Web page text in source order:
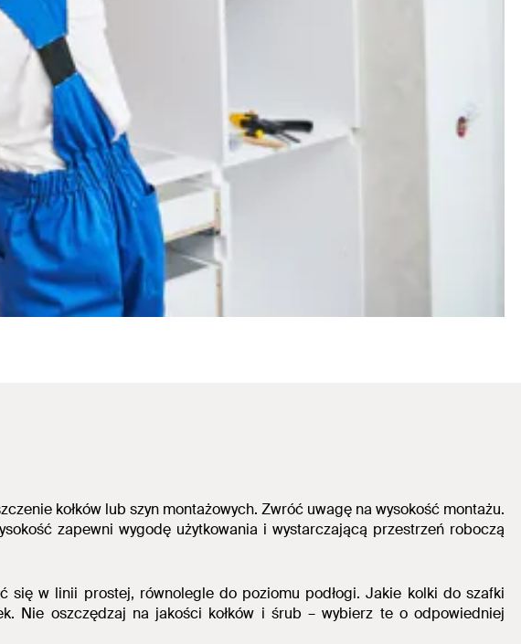
kołków lub szyn montażowych. Zwróć uwagę na wysokość montażu.
zapewni wygodę użytkowania i wystarczającą przestrzeń roboczą
się w linii prostej, równolegle do poziomu podłogi.Jakie kolki do szafki
Nie oszczędzaj na jakości kołków i śrub – wybierz te o odpowiedniej